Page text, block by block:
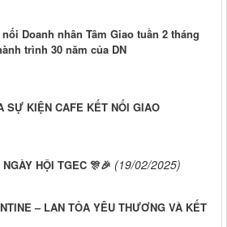
Doanh nhân Tâm Giao tuần 2 tháng
trình 30 năm của DN
SỰ KIỆN CAFE KẾT NỐI GIAO
HỘI TGEC 🎊🎉 (19/02/2025)
– LAN TỎA YÊU THƯƠNG VÀ KẾT